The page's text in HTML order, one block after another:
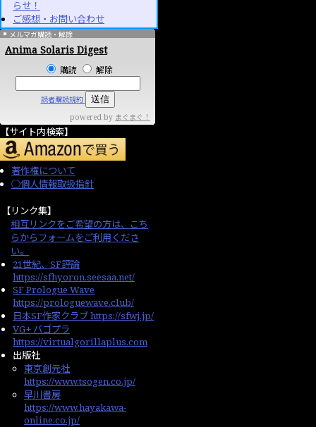
らせ！
ご感想・お問い合わせ
メルマガ購読・解除
Anima Solaris Digest
購読 解除
読者購読規約
powered by まぐまぐ！
【サイト内検索】
著作権について
○個人情報取扱指針
【リンク集】
相互リンクをご希望の方は、こち
らからフォームをご利用くださ
い。
21世紀、SF評論
https://sfhyoron.seesaa.net/
SF Prologue Wave
https://prologuewave.club/
日本SF作家クラブ https://sfwj.jp/
VG+ バゴプラ
https://virtualgorillaplus.com
出版社
東京創元社
https://www.tsogen.co.jp/
早川書房
https://www.hayakawa-
online.co.jp/